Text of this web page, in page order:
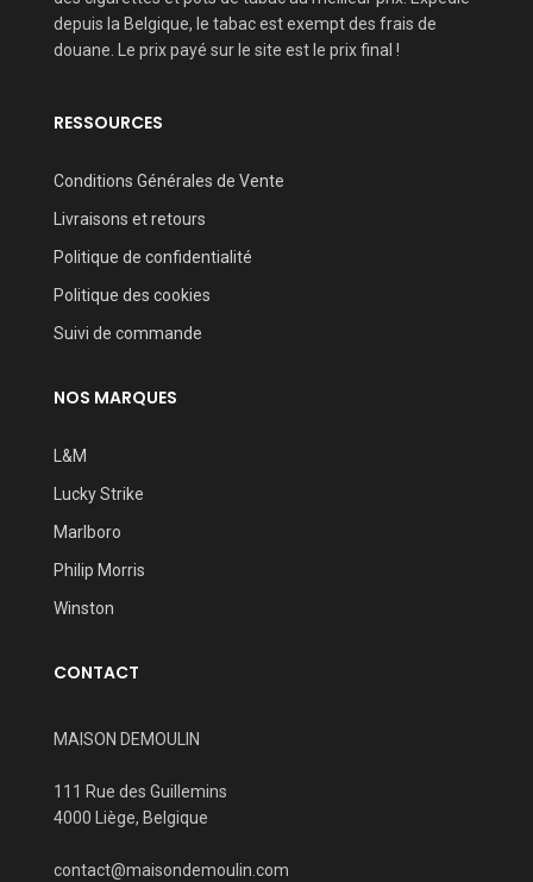
depuis la Belgique, le tabac est exempt des frais de
douane. Le prix payé sur le site est le prix final !
RESSOURCES
Conditions Générales de Vente
Livraisons et retours
Politique de confidentialité
Politique des cookies
Suivi de commande
NOS MARQUES
L&M
Lucky Strike
Marlboro
Philip Morris
Winston
CONTACT
MAISON DEMOULIN
111 Rue des Guillemins
4000 Liège, Belgique
contact@maisondemoulin.com